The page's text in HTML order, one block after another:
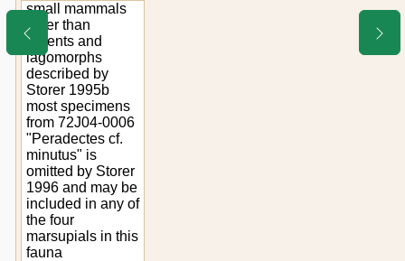
small mammals
other than
rodents and
lagomorphs
described by
Storer 1995b
most specimens
from 72J04-0006
"Peradectes cf.
minutus" is
omitted by Storer
1996 and may be
included in any of
the four
marsupials in this
fauna